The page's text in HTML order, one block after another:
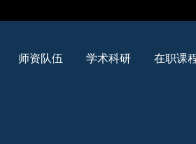
师资队伍 学术科研 在职课